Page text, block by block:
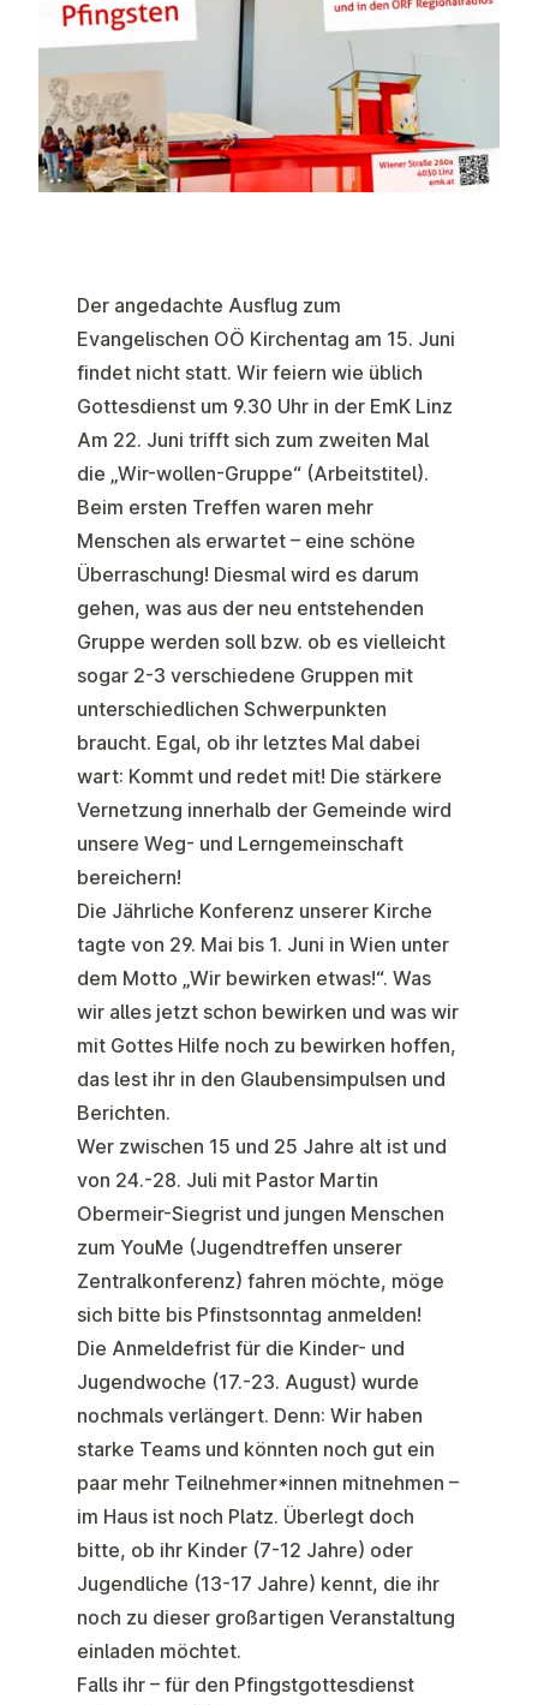
Der angedachte Ausflug zum
Evangelischen OÖ Kirchentag am 15. Juni
findet nicht statt. Wir feiern wie üblich
Gottesdienst um 9.30 Uhr in der EmK Linz
Am 22. Juni trifft sich zum zweiten Mal
die „Wir-wollen-Gruppe“ (Arbeitstitel).
Beim ersten Treffen waren mehr
Menschen als erwartet – eine schöne
Überraschung! Diesmal wird es darum
gehen, was aus der neu entstehenden
Gruppe werden soll bzw. ob es vielleicht
sogar 2-3 verschiedene Gruppen mit
unterschiedlichen Schwerpunkten
braucht. Egal, ob ihr letztes Mal dabei
wart: Kommt und redet mit! Die stärkere
Vernetzung innerhalb der Gemeinde wird
unsere Weg- und Lerngemeinschaft
bereichern!
Die Jährliche Konferenz unserer Kirche
tagte von 29. Mai bis 1. Juni in Wien unter
dem Motto „Wir bewirken etwas!“. Was
wir alles jetzt schon bewirken und was wir
mit Gottes Hilfe noch zu bewirken hoffen,
das lest ihr in den Glaubensimpulsen und
Berichten.
Wer zwischen 15 und 25 Jahre alt ist und
von 24.-28. Juli mit Pastor Martin
Obermeir-Siegrist und jungen Menschen
zum YouMe (Jugendtreffen unserer
Zentralkonferenz) fahren möchte, möge
sich bitte bis Pfinstsonntag anmelden!
Die Anmeldefrist für die Kinder- und
Jugendwoche (17.-23. August) wurde
nochmals verlängert. Denn: Wir haben
starke Teams und könnten noch gut ein
paar mehr Teilnehmer*innen mitnehmen –
im Haus ist noch Platz. Überlegt doch
bitte, ob ihr Kinder (7-12 Jahre) oder
Jugendliche (13-17 Jahre) kennt, die ihr
noch zu dieser großartigen Veranstaltung
einladen möchtet.
Falls ihr – für den Pfingstgottesdienst